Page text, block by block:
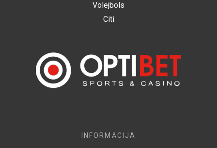
Volejbols
Citi
INFORMĀCIJA